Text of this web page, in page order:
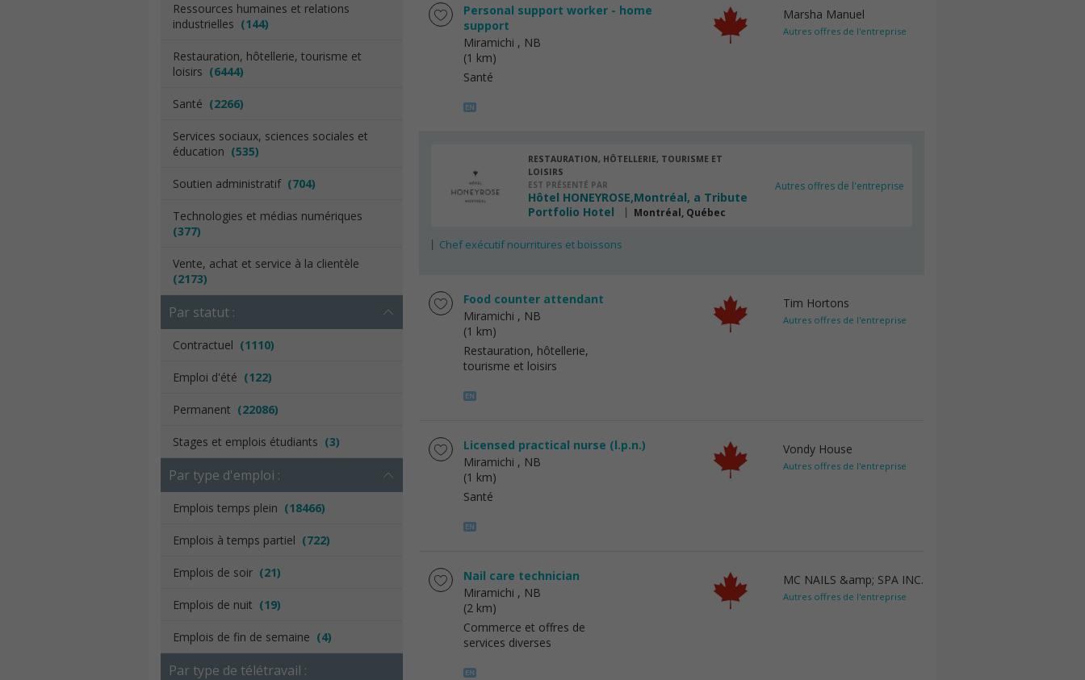
Ressources humaines et relations
industrielles (144)
Restauration, hôtellerie, tourisme et
loisirs (6444)
Santé (2266)
Services sociaux, sciences sociales et
éducation (535)
Soutien administratif (704)
Technologies et médias numériques
(377)
Vente, achat et service à la clientèle
(2173)
Par statut :
Contractuel (1110)
Emploi d'été (122)
Permanent (22086)
Stages et emplois étudiants (3)
Par type d'emploi :
Emplois temps plein (18466)
Emplois à temps partiel (722)
Emplois de soir (21)
Emplois de nuit (19)
Emplois de fin de semaine (4)
Par type de télétravail :
Personal support worker - home
support
Miramichi , NB
(1 km)
Santé
Marsha Manuel
Autres offres de l'entreprise
RESTAURATION, HÔTELLERIE, TOURISME ET
LOISIRS
EST PRÉSENTÉ PAR
Hôtel HONEYROSE,Montréal, a Tribute
Portfolio Hotel
Montréal, Québec
Autres offres de l'entreprise
Chef exécutif nourritures et boissons
Food counter attendant
Miramichi , NB
(1 km)
Restauration, hôtellerie,
tourisme et loisirs
Tim Hortons
Autres offres de l'entreprise
Licensed practical nurse (l.p.n.)
Miramichi , NB
(1 km)
Santé
Vondy House
Autres offres de l'entreprise
Nail care technician
Miramichi , NB
(2 km)
Commerce et offres de
services diverses
MC NAILS &amp; SPA INC.
Autres offres de l'entreprise